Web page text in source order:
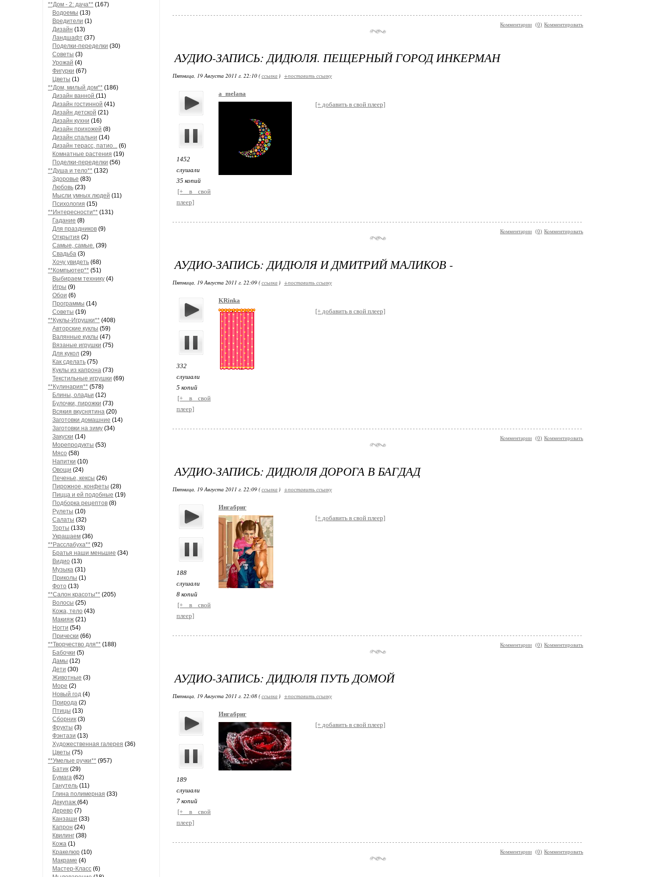
**Дом - 2: дача** (167)
Водоемы (13)
Вредители (1)
Дизайн (13)
Ландшафт (37)
Поделки-переделки (30)
Советы (3)
Урожай (4)
Фигурки (67)
Цветы (1)
**Дом, милый дом** (186)
Дизайн ванной (11)
Дизайн гостинной (41)
Дизайн детской (21)
Дизайн кухни (16)
Дизайн прихожей (8)
Дизайн спальни (14)
Дизайн терасс, патио... (6)
Комнатные растения (19)
Поделки-переделки (56)
**Душа и тело** (132)
Здоровье (83)
Любовь (23)
Мысли умных людей (11)
Психология (15)
**Интересности** (131)
Гадание (8)
Для праздников (9)
Открытия (2)
Самые, самые. (39)
Свадьба (3)
Хочу увидеть (68)
**Компьютер** (51)
Выбираем технику (4)
Игры (9)
Обои (6)
Программы (14)
Советы (19)
**Куклы-Игрушки** (408)
Авторские куклы (59)
Валянные куклы (47)
Вязаные игрушки (75)
Для кукол (29)
Как сделать (75)
Куклы из капрона (73)
Текстильные игрушки (69)
**Кулинария** (578)
Блины, оладьи (12)
Булочки, пирожки (73)
Всякия вкуснятина (20)
Заготовки домашние (14)
Заготовки на зиму (34)
Закуски (14)
Морепродукты (53)
Мясо (58)
Напитки (10)
Овощи (24)
Печенье, кексы (26)
Пирожное, конфеты (28)
Пицца и ей подобные (19)
Подборка рецептов (8)
Рулеты (10)
Салаты (32)
Торты (133)
Украшаем (36)
**Расслабуха** (92)
Братья наши меньшие (34)
Видио (13)
Музыка (31)
Приколы (1)
Фото (13)
**Салон красоты** (205)
Волосы (25)
Кожа, тело (43)
Макияж (21)
Ногти (54)
Прически (66)
**Творчество для** (188)
Бабочки (5)
Дамы (12)
Дети (30)
Животные (3)
Море (2)
Новый год (4)
Природа (2)
Птицы (13)
Сборник (3)
Фрукты (3)
Фэнтази (13)
Художественная галерея (36)
Цветы (75)
**Умелые ручки** (957)
Батик (29)
Бумага (62)
Ганутель (11)
Глина полимерная (33)
Декупаж (64)
Дерево (7)
Канзаши (33)
Капрон (24)
Квилинг (38)
Кожа (1)
Кракелюр (10)
Макраме (4)
Мастер-Класс (6)
Комментарии (0) Комментировать
АУДИО-ЗАПИСЬ: ДИДЮЛЯ. ПЕЩЕРНЫЙ ГОРОД ИНКЕРМАН
Пятница, 19 Августа 2011 г. 22:10 (ссылка ) +поставить ссылку
1452
слушали
35 копий
[+ в свой
плеер]
a_melana
[+ добавить в свой плеер]
Комментарии (0) Комментировать
АУДИО-ЗАПИСЬ: ДИДЮЛЯ И ДМИТРИЙ МАЛИКОВ -
Пятница, 19 Августа 2011 г. 22:09 (ссылка ) +поставить ссылку
332
слушали
5 копий
[+ в свой
плеер]
KRinka
[+ добавить в свой плеер]
Комментарии (0) Комментировать
АУДИО-ЗАПИСЬ: ДИДЮЛЯ ДОРОГА В БАГДАД
Пятница, 19 Августа 2011 г. 22:09 (ссылка ) +поставить ссылку
188
слушали
8 копий
[+ в свой
плеер]
Ингабриг
[+ добавить в свой плеер]
Комментарии (0) Комментировать
АУДИО-ЗАПИСЬ: ДИДЮЛЯ ПУТЬ ДОМОЙ
Пятница, 19 Августа 2011 г. 22:08 (ссылка ) +поставить ссылку
189
слушали
7 копий
[+ в свой
плеер]
Ингабриг
[+ добавить в свой плеер]
Комментарии (0) Комментировать